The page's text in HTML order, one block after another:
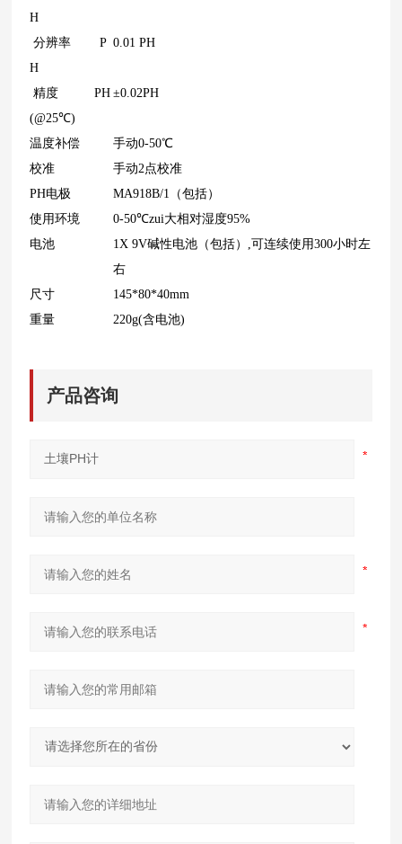
H
分辨率 P
H
0.01 PH
精度 PH
(@25℃)
±0.02PH
温度补偿 手动0-50℃
校准
手动2点校准
PH电极
MA918B/1
（包括）
使用环境
0-50℃zui大相对湿度95%
电池
1X 9V碱性电池（包括）,可连续使用300小时左
右
尺寸
145*80*40mm
重量
220g(含电池)
产品咨询